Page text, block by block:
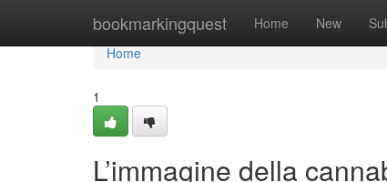
bookmarkingquest Home New
Home
Home
1
L’immagine della